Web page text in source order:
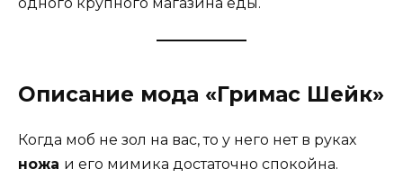
Описание мода «Гримас Шейк»
Когда моб не зол на вас, то у него нет в руках
ножа и его мимика достаточно спокойна.